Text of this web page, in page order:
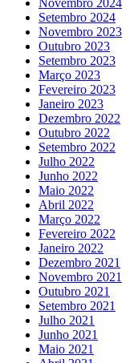
Novembro 2024
Setembro 2024
Novembro 2023
Outubro 2023
Setembro 2023
Março 2023
Fevereiro 2023
Janeiro 2023
Dezembro 2022
Outubro 2022
Setembro 2022
Julho 2022
Junho 2022
Maio 2022
Abril 2022
Março 2022
Fevereiro 2022
Janeiro 2022
Dezembro 2021
Novembro 2021
Outubro 2021
Setembro 2021
Julho 2021
Junho 2021
Maio 2021